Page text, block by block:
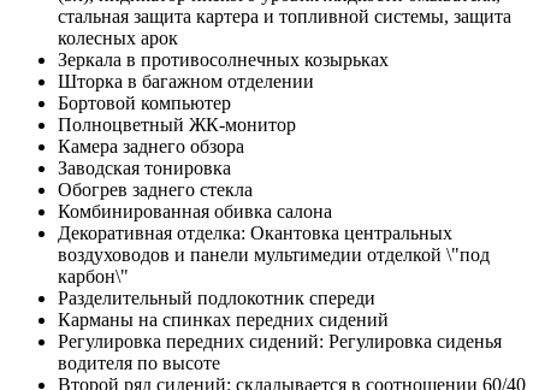
стальная защита картера и топливной системы, защита
колесных арок
Зеркала в противосолнечных козырьках
Шторка в багажном отделении
Бортовой компьютер
Полноцветный ЖК-монитор
Камера заднего обзора
Заводская тонировка
Обогрев заднего стекла
Комбинированная обивка салона
Декоративная отделка: Окантовка центральных
воздуховодов и панели мультимедии отделкой \"под
карбон\"
Разделительный подлокотник спереди
Карманы на спинках передних сидений
Регулировка передних сидений: Регулировка сиденья
водителя по высоте
Второй ряд сидений: складывается в соотношении 60/40